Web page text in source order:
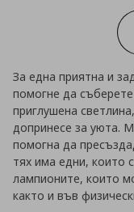
За една приятна и
помогне да
приглушена
допринесе за уюта.
помогна да
тях има едни, които
лампионите, които
както и във